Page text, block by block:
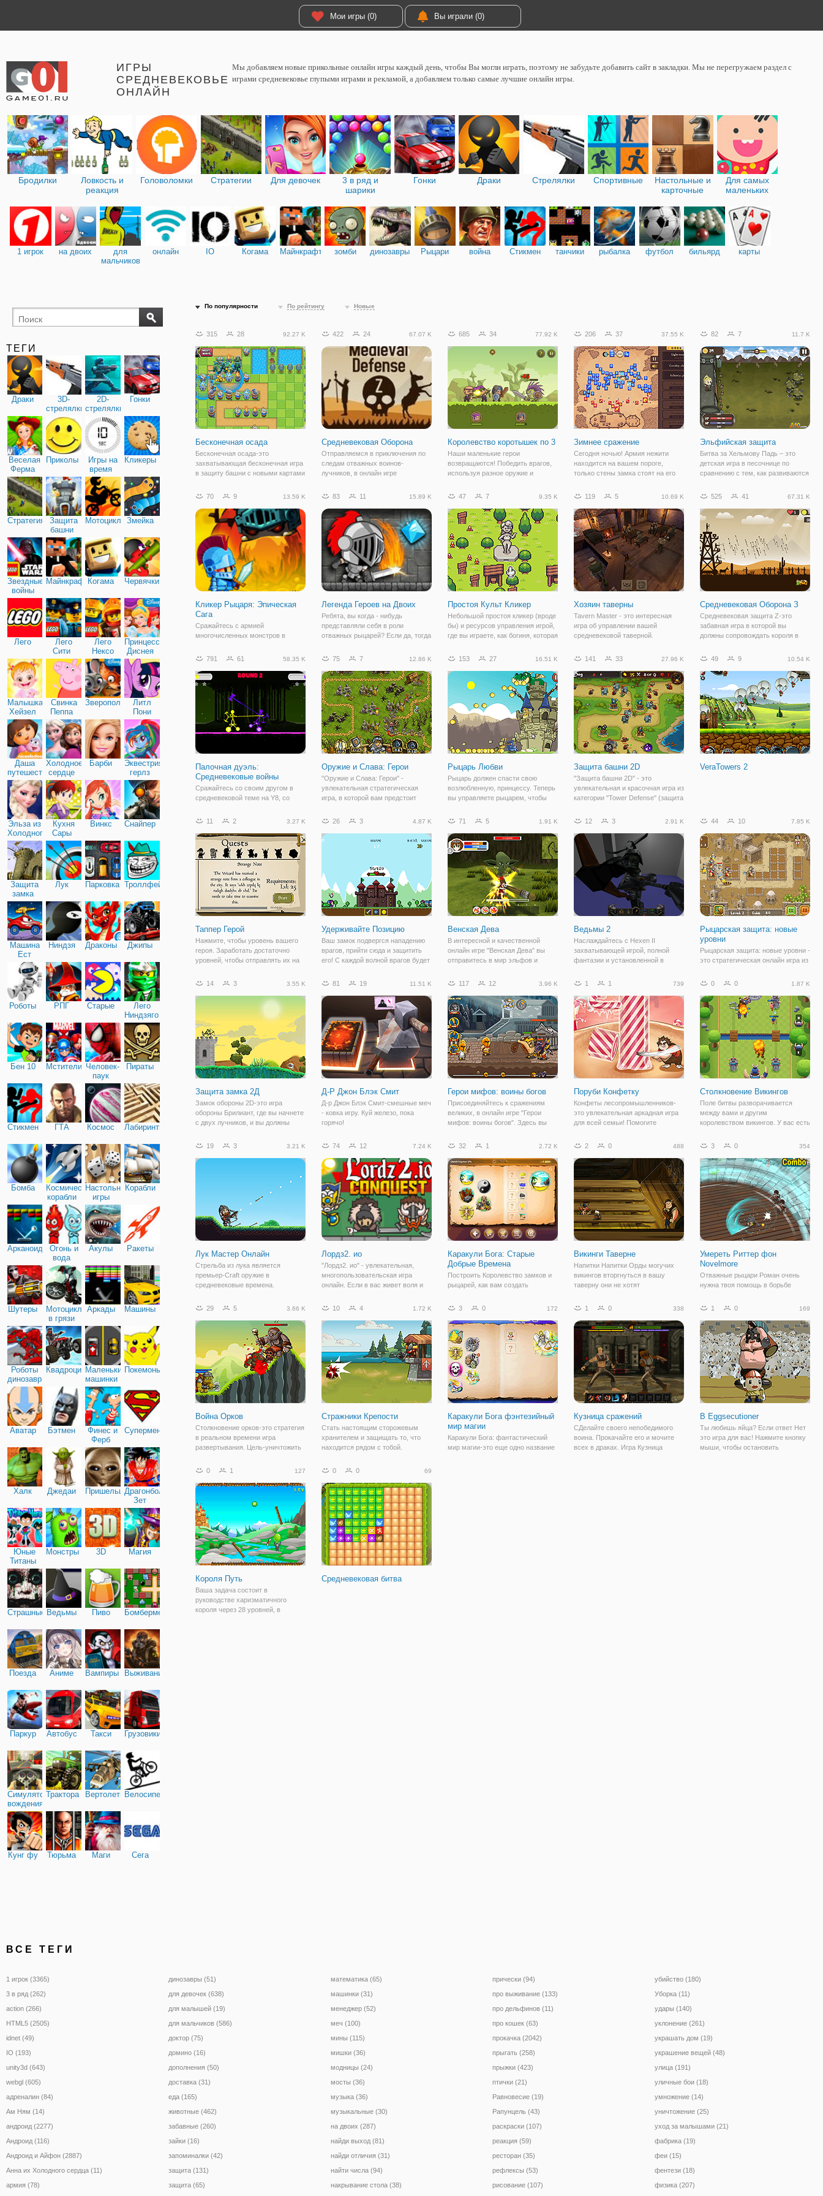
Мои игры (0) Вы играли (0)
ИГРЫ
СРЕДНЕВЕКОВЬЕ
ОНЛАЙН
Мы добавляем новые прикольные онлайн игры каждый день, чтобы Вы могли играть, поэтому не забудьте добавить сайт в закладки. Мы не перегружаем раздел с
играми средневековье глупыми играми и рекламой, а добавляем только самые лучшие онлайн игры.
Бродилки
Ловкость и
реакция
Головоломки Стратегии Для девочек
3 в ряд и
шарики
Гонки Драки Стрелялки Спортивные
Настольные и
карточные
Для самых
маленьких
1 игрок на двоих
для
мальчиков
онлайн IO Когама Майнкрафт зомби динозавры Рыцари война Стикмен танчики рыбалка футбол бильярд карты
ТЕГИ
Драки
3D-
стрелялки
2D-
стрелялки
Гонки
Веселая
Ферма
Приколы
Игры на
время
Кликеры
Стратегия
Защита
башни
МотоциклыЗмейка
Звездные
войны
МайнкрафтКогама Червячки
Лего
Лего
Сити
Лего
Нексо
Найтс
Принцессы
Диснея
Малышка
Хейзел
Свинка
Пеппа
Зверополис
Литл
Пони
Дружба
Даша
путешественница
Холодное
сердце
Барби
Эквестрия
герлз
Эльза из
Холодного
сердца
Кухня
Сары
Винкс Снайпер
Защита
замка
Лук Парковка Троллфейс
Машина
Ест
Машину
Ниндзя Драконы Джипы
Роботы РПГ Старые
Лего
Ниндзяго
Бен 10 Мстители Человек-
паук
Пираты
Стикмен ГТА Космос Лабиринты
Бомба
Космические
корабли
Настольные
игры
Корабли
Арканоид
Огонь и
вода
Акулы Ракеты
Шутеры
Мотоциклы
в грязи
Аркады Машины
Роботы
динозавры
КвадроциклыМаленькие
машинки
Покемоны
Аватар Бэтмен
Финес и
Ферб
Супермен
Халк Джедаи ПришельцыДрагонболл
Зет
Юные
Титаны
Монстры 3D Магия
Страшные Ведьмы Пиво Бомбермен
Поезда Аниме Вампиры Выживание
Паркур Автобус Такси Грузовики
Симулятор
вождения
Трактора ВертолетыВелосипед
Кунг фу Тюрьма Маги Сега
По популярности По рейтингу Новые
315 28 92.27 K
Бесконечная осада
Бесконечная осада-это
захватывающая бесконечная игра
в защиту башни с новыми картами
графикой. Ваша цель состоит в
расположить свои защитные
башни, чтобы противостоять
422 24 67.07 K
Средневековая Оборона
Отправляемся в приключения по
следам отважных воинов-
лучников, в онлайн игре
сюжетной линии, королевство
неожиданно для всех восстали из
царства мертвых. Теперь, чтобы
685 34 77.92 K
Королевство коротышек по 3
Наши маленькие герои
возвращаются! Победить врагов,
используя разное оружие и
Улучшайте свои войска новые
чтобы завоевать все царства.
206 37 37.55 K
Зимнее сражение
Сегодня ночью! Армия нежити
находится на вашем пороге,
только стены замка стоят на его
Выдержать осаду и продержаться
не может упасть. Выживание
потребует
82 7 11.7 K
Эльфийская защита
Битва за Хельмову Падь – это
детская игра в песочнице по
сравнению с тем, как развиваются
за лучника, который изо всех сил
защищая ее со стены, своими
точными
70 9 13.59 K
Кликер Рыцаря: Эпическая
Сага
Сражайтесь с армией
многочисленных монстров в
Рыцаря: Эпическая Сага". Это
которая в первую очередь
отличается своей простотой. Вы
играете за маленького рыцаря,
83 11 15.89 K
Легенда Героев на Двоих
Ребята, вы когда - нибудь
представляли себя в роли
отважных рыцарей? Если да, тогда
Сейчас мы с вами перенесёмся в
историю великих подвигов. В игре
"Легенда Героев на
47 7 9.35 K
Простоя Культ Кликер
Небольшой простоя кликер (вроде
бы) и ресурсов управления игрой,
где вы играете, как богиня, которая
чтобы жить. Вам нужно создать
для того чтобы
119 5 10.69 K
Хозяин таверны
Tavern Master - это интересная
игра об управлении вашей
средневековой таверной.
ресторанным бизнесом таверны и
бармен, персонал и шеф-повар,
чтобы помочь вам управлять
525 41 67.31 K
Средневековая Оборона З
Средневековая защита Z-это
забавная игра в которой вы
должны сопровождать короля в
Пейзаж наводнен зомби. Нанять
на карету короля! У вас есть
башня, которая
791 61 58.35 K
Палочная дуэль:
Средневековые войны
Сражайтесь со своим другом в
средневековой теме на Y8, со
дуэльной игре Stick Duel: Medieval
горизонтальные кнопки для
перемещения и атаки вашего
противника. Попробуйте ударить
75 7 12.86 K
Оружие и Слава: Герои
"Оружие и Слава: Герои" -
увлекательная стратегическая
игра, в которой вам предстоит
вторжения противников. Заточите
броню, сосредоточьтесь на своей
магии и поднимите
153 27 16.51 K
Рыцарь Любви
Рыцарь должен спасти свою
возлюбленную, принцессу. Теперь
вы управляете рыцарем, чтобы
чтобы модернизировать ваше
и коснитесь экрана, чтобы
двигаться и
141 33 27.96 K
Защита башни 2D
"Защита башни 2D" - это
увлекательная и красочная игра из
категории "Tower Defense" (защита
предстоит защитить свою
монстров и сил зла. На игровом
поле вы видите
49 9 10.54 K
VeraTowers 2
11 2 3.27 K
Таппер Герой
Нажмите, чтобы уровень вашего
героя. Заработать достаточно
уровней, чтобы отправлять их на
окружающую Гильдии. Предложить
ваши герои работать быстрее.
26 3 4.87 K
Удерживайте Позицию
Ваш замок подвергся нападению
врагов, прийти сюда и защитить
его! С каждой волной врагов будет
конечном итоге вы проиграете. Но
вы играете в эту игру, вы можете
71 5 1.91 K
Венская Дева
В интересной и качественной
онлайн игре "Венская Дева" вы
отправитесь в мир эльфов и
законы. Здесь обитают разные
защищают замок от вторжения сил
зла. И вот пришло
12 3 2.91 K
Ведьмы 2
Наслаждайтесь с Hexen II
захватывающей игрой, полной
фантазии и установленной в
существ, готовых покончить с
мужеством и сразись с самым
могучим из всадников по
44 10 7.85 K
Рыцарская защита: новые
уровни
Рыцарская защита: новые уровни -
это стратегическая онлайн игра из
тропинки/башни). Здесь вам
территорию от вторжения
монстров и сил зла. На игровом
поле вы
14 3 3.55 K
Защита замка 2Д
Замок обороны 2D-это игра
обороны Брилиант, где вы начнете
с двух лучников, и вы должны
поражая их один за другим,
вам золото монет, и вы можете
81 19 11.51 K
Д-Р Джон Блэк Смит
Д-р Джон Блэк Смит-смешные меч
- ковка игру. Куй железо, пока
горячо!
117 12 3.96 K
Герои мифов: воины богов
Присоединяйтесь к сражениям
великих, в онлайн игре "Герои
мифов: воины богов". Здесь вы
сражения между легендарными
игра, которая сочетает в себе
несколько
1 1 739
Поруби Конфетку
Конфеты лесопромышленников-
это увлекательная аркадная игра
для всей семьи! Помогите
деревьев. Будьте осторожны
очень весело играть, но сложным
в освоении.
0 0 1.87 K
Столкновение Викингов
Поле битвы разворачивается
между вами и другим
королевством викингов. У вас есть
своего врага, выберите
разместите своих героев на поле
боя. Победите вражеское
19 3 3.21 K
Лук Мастер Онлайн
Стрельба из лука является
премьер-Craft оружие в
средневековые времена.
где у тебя только лук и стрелы,
стрелять стрелку в этом
пошаговая игра и убить
74 12 7.24 K
Лордз2. ио
"Лордз2. ио" - увлекательная,
многопользовательская игра
онлайн. Если в вас живет воля и
завоеваниям, то флешка
окажетесь в мире магии и
сражений. И все ради того,
32 1 2.72 K
Каракули Бога: Старые
Добрые Времена
Построить Королевство замков и
рыцарей, как вам создать
осады солдаты башен крестьян
пиво. Сотни элементов, чтобы
смешивать и сочетать в этой
уникальной
2 0 488
Викинги Таверне
Напитки Напитки Орды могучих
викингов вторгнуться в вашу
таверну они не хотят
их единственная цель состоит в
пива утолить жажду, прежде чем
они нетерпеливы
3 0 354
Умереть Риттер фон
Novelmore
Отважные рыцари Роман очень
нужна твоя помощь в борьбе
хамон. Защитите свой замок на
опасностей и выжить как можно
дольше!
29 5 3.66 K
Война Орков
Столкновение орков-это стратегия
в реальном времени игра
развертывания. Цель-уничтожить
развертывания орков. Попробуйте
чтобы сделать действенную силу
10 4 1.72 K
Стражники Крепости
Стать настоящим сторожевым
хранителем и защищать то, что
находится рядом с тобой.
вам, чтобы разрушить все и
позволяйте им это делать и
стрелять с арбалета.
3 0 172
Каракули Бога фэнтезийный
мир магии
Каракули Бога: фантастический
мир магии-это еще одно название
1 0 338
Кузница сражений
СДелайте своего непобедимого
воина. Прокачайте его и мочите
всех в драках. Игра Кузница
1 0 169
В Eggsecutioner
Ты любишь яйца? Если ответ Нет
это игра для вас! Нажмите кнопку
мыши, чтобы остановить
0
1 127
Короля Путь
Ваша задача состоит в
руководстве харизматичного
короля через 28 уровней, в
0 0 69
Средневековая битва
ВСЕ ТЕГИ
1 игрок (3365)
3 в ряд (262)
action (266)
HTML5 (2505)
idnet (49)
IO (193)
unity3d (643)
webgl (605)
адреналин (84)
Ам Ням (14)
андроид (2277)
Андроид (116)
Андроид и Айфон (2887)
Анна их Холодного сердца (11)
армия (78)
динозавры (51)
для девочек (638)
для малышей (19)
для мальчиков (586)
доктор (75)
домино (16)
дополнения (50)
доставка (31)
еда (165)
животные (462)
забавные (260)
зайки (16)
запоминалки (42)
защита (131)
защита (65)
математика (65)
машинки (31)
менеджер (52)
меч (100)
мины (115)
мишки (36)
модницы (24)
мосты (36)
музыка (36)
музыкальные (30)
на двоих (287)
найди выход (81)
найди отличия (31)
найти числа (94)
накрывание стола (38)
прически (94)
про выживание (133)
про дельфинов (11)
про кошек (63)
прокачка (2042)
прыгать (258)
прыжки (423)
птички (21)
Равновесие (19)
Рапунцель (43)
раскраски (107)
реакция (59)
ресторан (35)
рефлексы (53)
рисование (107)
убийство (180)
Уборка (11)
удары (140)
уклонение (261)
украшать дом (19)
украшение вещей (48)
улица (191)
уличные бои (18)
умножение (14)
уничтожение (25)
уход за малышами (21)
фабрика (19)
феи (15)
фентези (18)
физика (207)